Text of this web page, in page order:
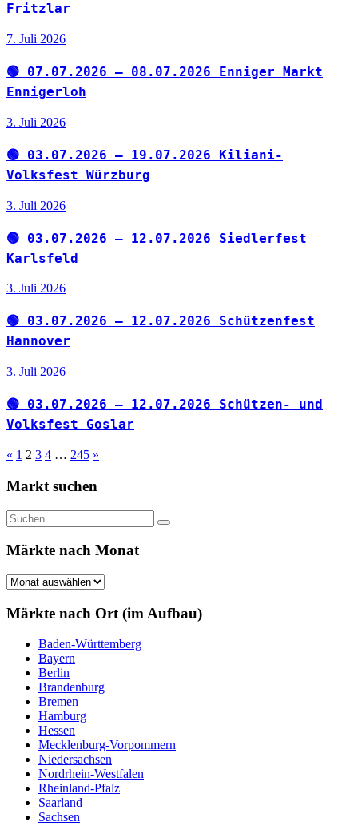
Fritzlar
7. Juli 2026
🟢 07.07.2026 – 08.07.2026 Enniger Markt
Ennigerloh
3. Juli 2026
🟢 03.07.2026 – 19.07.2026 Kiliani-
Volksfest Würzburg
3. Juli 2026
🟢 03.07.2026 – 12.07.2026 Siedlerfest
Karlsfeld
3. Juli 2026
🟢 03.07.2026 – 12.07.2026 Schützenfest
Hannover
3. Juli 2026
🟢 03.07.2026 – 12.07.2026 Schützen- und
Volksfest Goslar
Seitennummerierung
der
« Vorherige
1 2 3 4 … 245 Nächste
»
Markt suchen
Suchen
nach:
Suchen
Märkte nach Monat
Märkte
Monat
Märkte nach Ort (im Aufbau)
Baden-Württemberg
Bayern
Berlin
Brandenburg
Bremen
Hamburg
Hessen
Mecklenburg-Vorpommern
Niedersachsen
Nordrhein-Westfalen
Rheinland-Pfalz
Saarland
Sachsen